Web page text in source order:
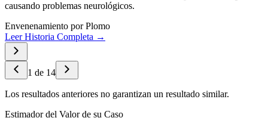
causando problemas neurológicos.
Envenenamiento por Plomo
Leer Historia Completa →
1 de 14
Los resultados anteriores no garantizan un resultado similar.
Estimador del Valor de su Caso